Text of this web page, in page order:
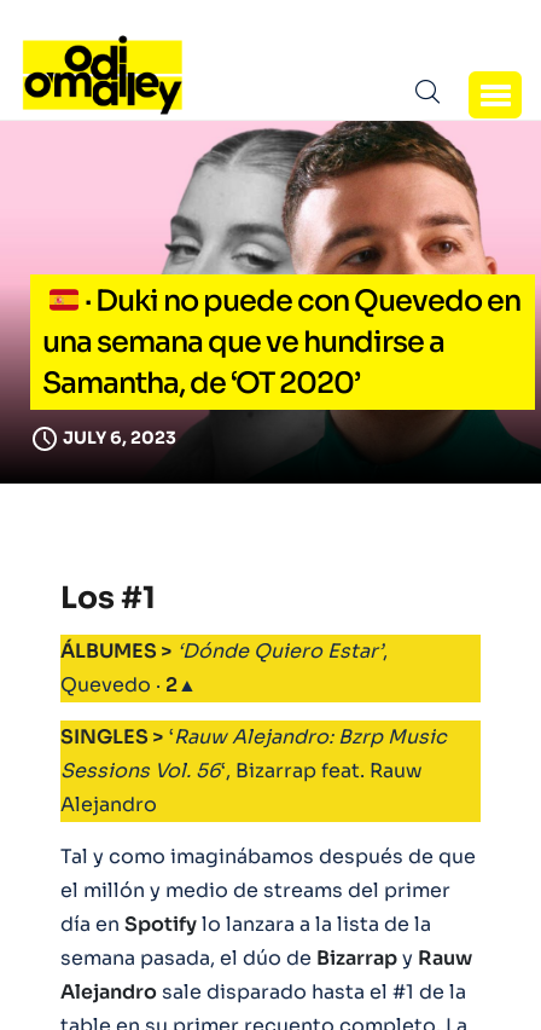
· Duki no puede con Quevedo en
una semana que ve hundirse a
Samantha, de ‘OT 2020’
JULY 6, 2023
Los #1
ÁLBUMES > ‘Dónde Quiero Estar’,
Quevedo · 2▲
SINGLES > ‘Rauw Alejandro: Bzrp Music
Sessions Vol. 56‘, Bizarrap feat. Rauw
Alejandro
Tal y como imaginábamos después de que
el millón y medio de streams del primer
día en Spotifylo lanzara a la lista de la
semana pasada, el dúo de Bizarrapy Rauw
Alejandrosale disparado hasta el #1 de la